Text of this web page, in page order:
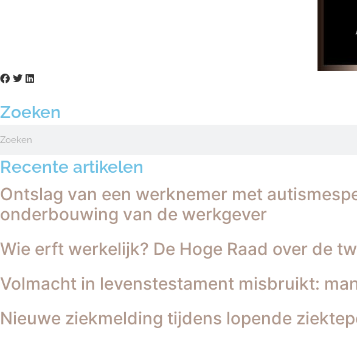
Zoeken
Recente artikelen
Ontslag van een werknemer met
onderbouwing van de werkgever
Wie erft werkelijk? De Hoge Raad over de
Volmacht in levenstestament misbruikt:
Nieuwe ziekmelding tijdens lopende